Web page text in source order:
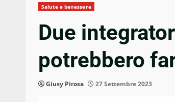
Salute e benessere
Due
potrebbero
Giusy Pirosa 27 Settembre 2023